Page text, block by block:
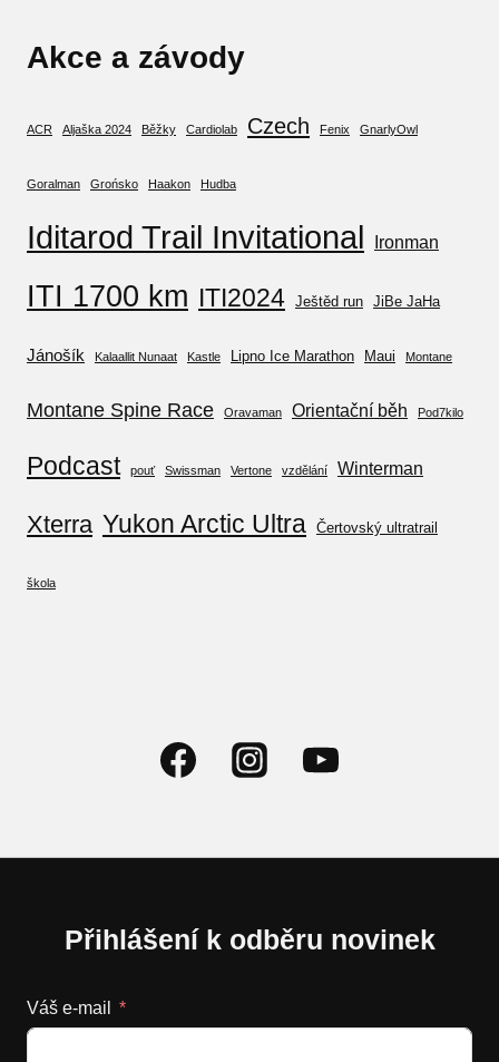
Akce a závody
ACR Aljaška 2024 Běžky Cardiolab Czech Fenix GnarlyOwl
Goralman Grońsko Haakon Hudba
Iditarod Trail Invitational Ironman
ITI 1700 km ITI2024 Ještěd run JiBe JaHa
Jánošík Kalaallit Nunaat Kastle Lipno Ice Marathon Maui Montane
Montane Spine Race Oravaman Orientační běh Pod7kilo
Podcast pouť Swissman Vertone vzdělání Winterman
Xterra Yukon Arctic Ultra Čertovský ultratrail
škola
Přihlášení k odběru novinek
Váš e-mail